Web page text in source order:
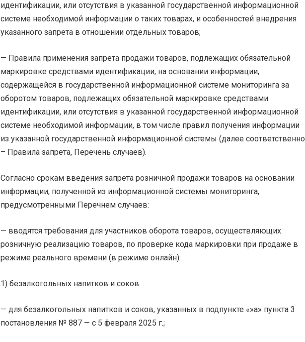
идентификации, или отсутствия в указанной государственной информационной
системе необходимой информации о таких товарах, и особенностей внедрения
указанного запрета в отношении отдельных товаров;
— Правила применения запрета продажи товаров, подлежащих обязательной
маркировке средствами идентификации, на основании информации,
содержащейся в государственной информационной системе мониторинга за
оборотом товаров, подлежащих обязательной маркировке средствами
идентификации, или отсутствия в указанной государственной информационной
системе необходимой информации, в том числе правил получения информации
из указанной государственной информационной системы (далее соответственно
– Правила запрета, Перечень случаев).
Согласно срокам введения запрета розничной продажи товаров на основании
информации, полученной из информационной системы мониторинга,
предусмотренными Перечнем случаев:
— вводятся требования для участников оборота товаров, осуществляющих
розничную реализацию товаров, по проверке кода маркировки при продаже в
режиме реального времени (в режиме онлайн):
1) безалкогольных напитков и соков:
— для безалкогольных напитков и соков, указанных в подпункте «»а» пункта 3
постановления № 887 — с 5 февраля 2025 г.;